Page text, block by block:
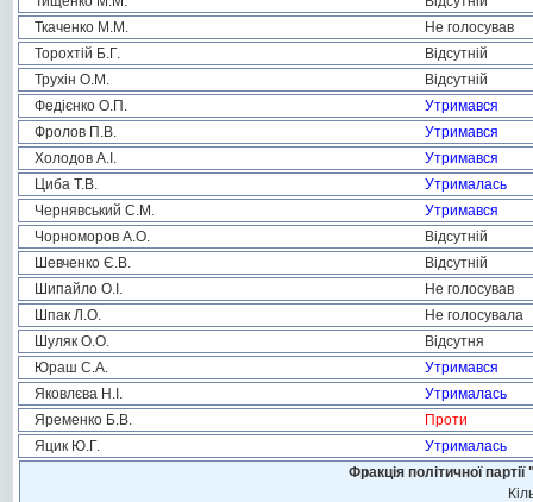
Ткаченко М.М.
Не голосував
Торохтій Б.Г.
Відсутній
Трухін О.М.
Відсутній
Федієнко О.П.
Утримався
Фролов П.В.
Утримався
Холодов А.І.
Утримався
Циба Т.В.
Утрималась
Чернявський С.М.
Утримався
Чорноморов А.О.
Відсутній
Шевченко Є.В.
Відсутній
Шипайло О.І.
Не голосував
Шпак Л.О.
Не голосувала
Шуляк О.О.
Відсутня
Юраш С.А.
Утримався
Яковлєва Н.І.
Утрималась
Яременко Б.В.
Проти
Яцик Ю.Г.
Утрималась
Фракція політичної